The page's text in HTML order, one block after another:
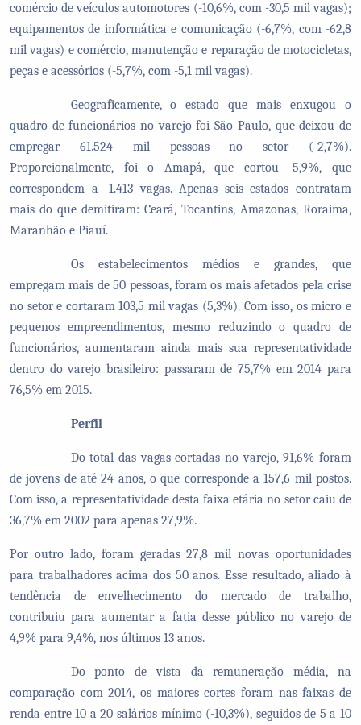
comércio de veículos automotores (-10,6%, com -30,5 mil vagas);
equipamentos de informática e comunicação (-6,7%, com -62,8
mil vagas) e comércio, manutenção e reparação de motocicletas,
peças e acessórios (-5,7%, com -5,1 mil vagas).
Geograficamente, o estado que mais enxugou o
quadro de funcionários no varejo foi São Paulo, que deixou de
empregar 61.524 mil pessoas no setor (-2,7%).
Proporcionalmente, foi o Amapá, que cortou -5,9%, que
correspondem a -1.413 vagas. Apenas seis estados contratam
mais do que demitiram: Ceará, Tocantins, Amazonas, Roraima,
Maranhão e Piauí.
Os estabelecimentos médios e grandes, que
empregam mais de 50 pessoas, foram os mais afetados pela crise
no setor e cortaram 103,5 mil vagas (5,3%). Com isso, os micro e
pequenos empreendimentos, mesmo reduzindo o quadro de
funcionários, aumentaram ainda mais sua representatividade
dentro do varejo brasileiro: passaram de 75,7% em 2014 para
76,5% em 2015.
Perfil
Do total das vagas cortadas no varejo, 91,6% foram
de jovens de até 24 anos, o que corresponde a 157,6 mil postos.
Com isso, a representatividade desta faixa etária no setor caiu de
36,7% em 2002 para apenas 27,9%.
Por outro lado, foram geradas 27,8 mil novas oportunidades
para trabalhadores acima dos 50 anos. Esse resultado, aliado à
tendência de envelhecimento do mercado de trabalho,
contribuiu para aumentar a fatia desse público no varejo de
4,9% para 9,4%, nos últimos 13 anos.
Do ponto de vista da remuneração média, na
comparação com 2014, os maiores cortes foram nas faixas de
renda entre 10 a 20 salários mínimo (-10,3%), seguidos de 5 a 10